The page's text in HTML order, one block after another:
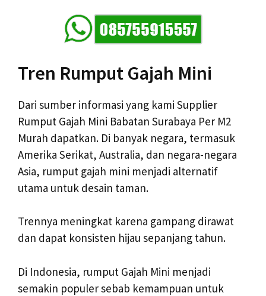
Tren Rumput Gajah Mini
Dari sumber informasi yang kami Supplier
Rumput Gajah Mini Babatan Surabaya Per M2
Murah dapatkan. Di banyak negara, termasuk
Amerika Serikat, Australia, dan negara-negara
Asia, rumput gajah mini menjadi alternatif
utama untuk desain taman.
Trennya meningkat karena gampang dirawat
dan dapat konsisten hijau sepanjang tahun.
Di Indonesia, rumput Gajah Mini menjadi
semakin populer sebab kemampuan untuk